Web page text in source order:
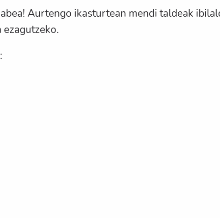
Aurtengo ikasturtean mendi taldeak